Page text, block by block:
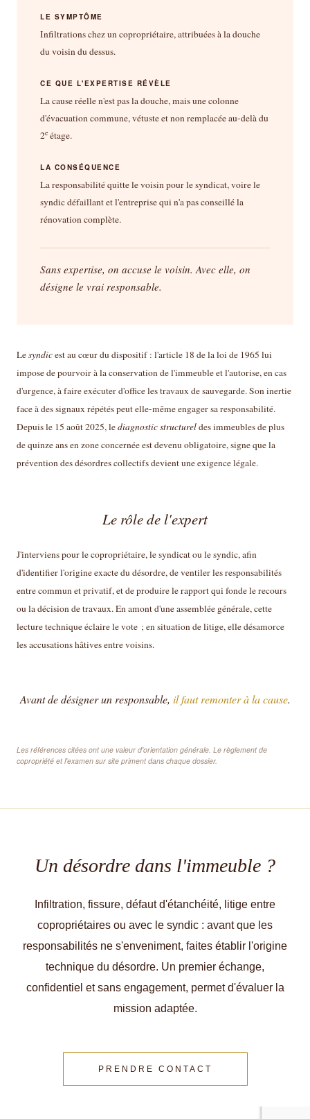
LE SYMPTÔME
Infiltrations chez un copropriétaire, attribuées à la douche
du voisin du dessus.
CE QUE L'EXPERTISE RÉVÈLE
La cause réelle n'est pas la douche, mais une colonne
d'évacuation commune, vétuste et non remplacée au-delà du
2e étage.
LA CONSÉQUENCE
La responsabilité quitte le voisin pour le syndicat, voire le
syndic défaillant et l'entreprise qui n'a pas conseillé la
rénovation complète.
Sans expertise, on accuse le voisin. Avec elle, on
désigne le vrai responsable.
Lesyndicest au cœur du dispositif : l'article 18 de la loi de 1965 lui
impose de pourvoir à la conservation de l'immeuble et l'autorise, en cas
d'urgence, à faire exécuter d'office les travaux de sauvegarde. Son inertie
face à des signaux répétés peut elle-même engager sa responsabilité.
Depuis le 15 août 2025, lediagnostic structureldes immeubles de plus
de quinze ans en zone concernée est devenu obligatoire, signe que la
prévention des désordres collectifs devient une exigence légale.
Le rôle de l'expert
J'interviens pour le copropriétaire, le syndicat ou le syndic, afin
d'identifier l'origine exacte du désordre, de ventiler les responsabilités
entre commun et privatif, et de produire le rapport qui fonde le recours
ou la décision de travaux. En amont d'une assemblée générale, cette
lecture technique éclaire le vote ; en situation de litige, elle désamorce
les accusations hâtives entre voisins.
Avant de désigner un responsable, il faut remonter à la cause.
Les références citées ont une valeur d'orientation générale. Le règlement de
copropriété et l'examen sur site priment dans chaque dossier.
Un désordre dans l'immeuble ?
Infiltration, fissure, défaut d'étanchéité, litige entre
copropriétaires ou avec le syndic : avant que les
responsabilités ne s'enveniment, faites établir l'origine
technique du désordre. Un premier échange,
confidentiel et sans engagement, permet d'évaluer la
mission adaptée.
PRENDRE CONTACT